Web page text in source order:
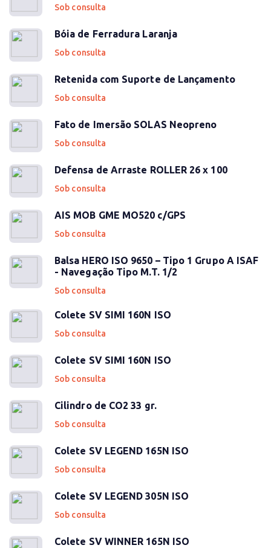
Sob consulta
Bóia de Ferradura Laranja
Sob consulta
Retenida com Suporte de Lançamento
Sob consulta
Fato de Imersão SOLAS Neopreno
Sob consulta
Defensa de Arraste ROLLER 26 x 100
Sob consulta
AIS MOB GME MO520 c/GPS
Sob consulta
Balsa HERO ISO 9650 – Tipo 1 Grupo A ISAF
- Navegação Tipo M.T. 1/2
Sob consulta
Colete SV SIMI 160N ISO
Sob consulta
Colete SV SIMI 160N ISO
Sob consulta
Cilindro de CO2 33 gr.
Sob consulta
Colete SV LEGEND 165N ISO
Sob consulta
Colete SV LEGEND 305N ISO
Sob consulta
Colete SV WINNER 165N ISO